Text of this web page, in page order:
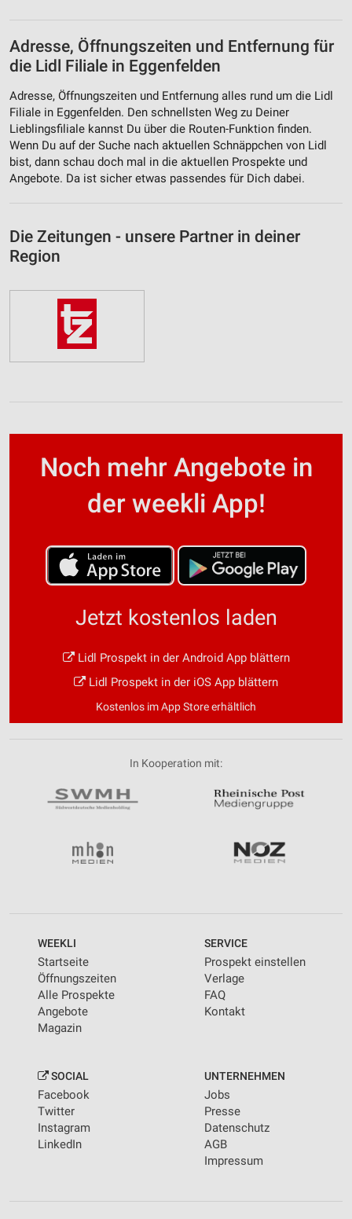
Adresse, Öffnungszeiten und Entfernung für
die Lidl Filiale in Eggenfelden
Adresse, Öffnungszeiten und Entfernung alles rund um die Lidl
Filiale in Eggenfelden. Den schnellsten Weg zu Deiner
Lieblingsfiliale kannst Du über die Routen-Funktion finden.
Wenn Du auf der Suche nach aktuellen Schnäppchen von Lidl
bist, dann schau doch mal in die aktuellen Prospekte und
Angebote. Da ist sicher etwas passendes für Dich dabei.
Die Zeitungen - unsere Partner in deiner
Region
Noch mehr Angebote in
der weekli App!
Jetzt kostenlos laden
Lidl Prospekt in der Android App blättern
Lidl Prospekt in der iOS App blättern
Kostenlos im App Store erhältlich
In Kooperation mit:
WEEKLI
Startseite
Öffnungszeiten
Alle Prospekte
Angebote
Magazin
SERVICE
Prospekt einstellen
Verlage
FAQ
Kontakt
SOCIAL
Facebook
Twitter
Instagram
LinkedIn
UNTERNEHMEN
Jobs
Presse
Datenschutz
AGB
Impressum